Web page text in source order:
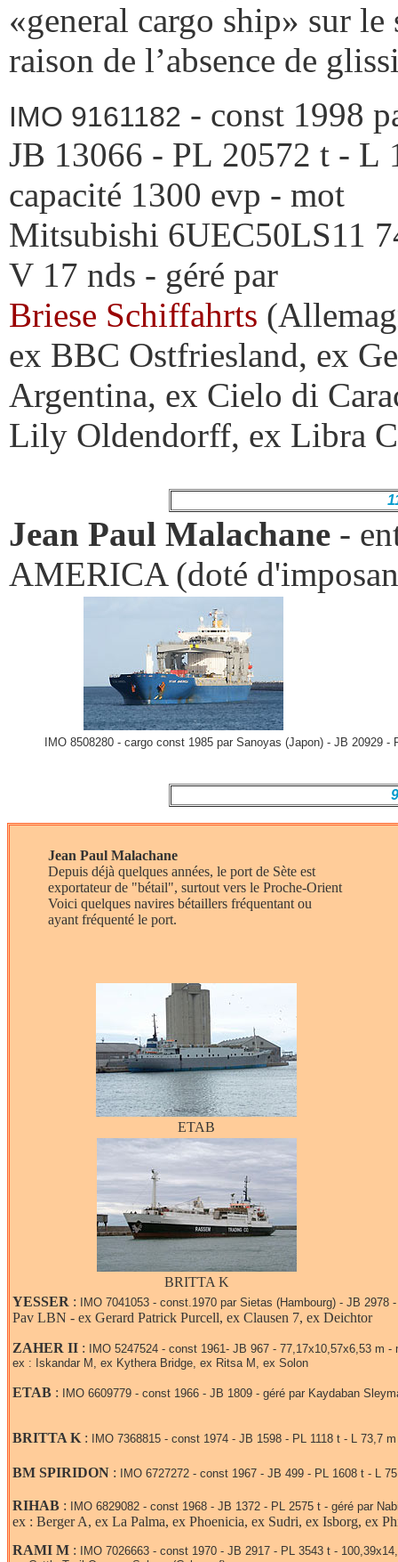
«general cargo ship» sur le
raison de l’absence de
IMO 9161182 - const 1998
JB 13066 - PL 20572 t - L
capacité 1300 evp - mot
Mitsubishi 6UEC50LS11
V 17 nds - géré par
Briese Schiffahrts
ex BBC Ostfriesland, ex
Argentina, ex Cielo di
Lily Oldendorff, ex Libra
Jean Paul Malachane -
AMERICA (doté
IMO 8508280 - cargo const 1985 par Sanoyas (Japon) - JB 20929
Jean Paul Malachane
Depuis déjà quelques années, le port de Sète est
exportateur de "bétail", surtout vers le Proche-Orient
Voici quelques navires bétaillers fréquentant ou
ayant fréquenté le port.
ETAB
BRITTA K
YESSER : IMO 7041053 - const.1970 par Sietas (Hambourg) - JB 2978
Pav LBN - ex Gerard Patrick Purcell, ex Clausen 7, ex Deichtor
ZAHER II :
IMO 5247524 - const 1961- JB 967 - 77,17x10,57x6,53 m
ex : Iskandar M, ex Kythera Bridge, ex Ritsa M, ex Solon
ETAB : IMO 6609779 - const 1966 - JB 1809 - géré par Kaydaban
BRITTA K : IMO 7368815 - const 1974 - JB 1598 - PL 1118 t - L 73,7
BM SPIRIDON : IMO 6727272 - const 1967 - JB 499 - PL 1608 t - L
RIHAB : IMO 6829082 - const 1968 - JB 1372 - PL 2575 t - géré par
ex : Berger A, ex La Palma, ex Phoenicia, ex Sudri, ex Isborg, ex
RAMI M :
IMO 7026663 - const 1970 - JB 2917 - PL 3543 t -